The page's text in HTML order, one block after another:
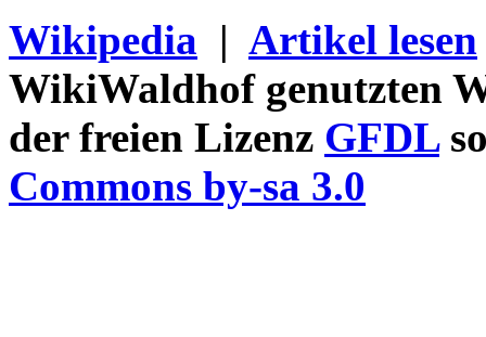
Wikipedia | Artikel lesen
WikiWaldhof genutzten
der freien Lizenz GFDL
Commons by-sa 3.0